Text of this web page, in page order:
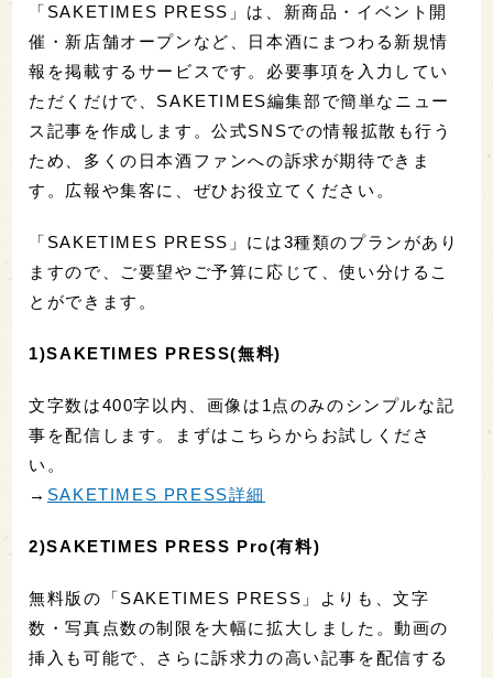
「SAKETIMES PRESS」は、新商品・イベント開
催・新店舗オープンなど、日本酒にまつわる新規情
報を掲載するサービスです。必要事項を入力してい
ただくだけで、SAKETIMES編集部で簡単なニュー
ス記事を作成します。公式SNSでの情報拡散も行う
ため、多くの日本酒ファンへの訴求が期待できま
す。広報や集客に、ぜひお役立てください。
「SAKETIMES PRESS」には3種類のプランがあり
ますので、ご要望やご予算に応じて、使い分けるこ
とができます。
1)SAKETIMES PRESS(無料)
文字数は400字以内、画像は1点のみのシンプルな記
事を配信します。まずはこちらからお試しくださ
い。
→ SAKETIMES PRESS詳細
2)SAKETIMES PRESS Pro(有料)
無料版の「SAKETIMES PRESS」よりも、文字
数・写真点数の制限を大幅に拡大しました。動画の
挿入も可能で、さらに訴求力の高い記事を配信する